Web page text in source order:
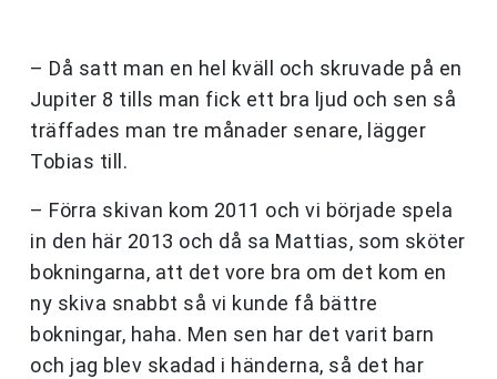
– Då satt man en hel kväll och skruvade på en
Jupiter 8 tills man fick ett bra ljud och sen så
träffades man tre månader senare, lägger
Tobias till.
– Förra skivan kom 2011 och vi började spela
in den här 2013 och då sa Mattias, som sköter
bokningarna, att det vore bra om det kom en
ny skiva snabbt så vi kunde få bättre
bokningar, haha. Men sen har det varit barn
och jag blev skadad i händerna, så det har